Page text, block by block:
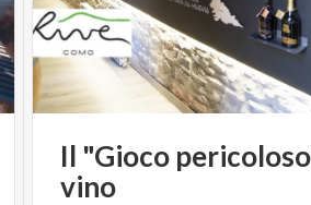
Il "Gioco
vino